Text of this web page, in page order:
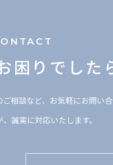
困りでした
相談など、お気軽にお問い合
誠実に対応いたします。